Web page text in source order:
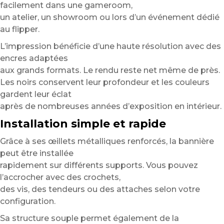
facilement dans une gameroom,
un atelier, un showroom ou lors d’un événement dédié
au flipper.
L’impression bénéficie d’une haute résolution avec des
encres adaptées
aux grands formats. Le rendu reste net même de près.
Les noirs conservent leur profondeur et les couleurs
gardent leur éclat
après de nombreuses années d’exposition en intérieur.
Installation simple et rapide
Grâce à ses œillets métalliques renforcés, la bannière
peut être installée
rapidement sur différents supports. Vous pouvez
l’accrocher avec des crochets,
des vis, des tendeurs ou des attaches selon votre
configuration.
Sa structure souple permet également de la